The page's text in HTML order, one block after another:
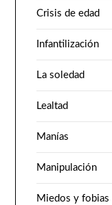
Crisis de edad
Infantilización
La soledad
Lealtad
Manías
Manipulación
Miedos y fobias